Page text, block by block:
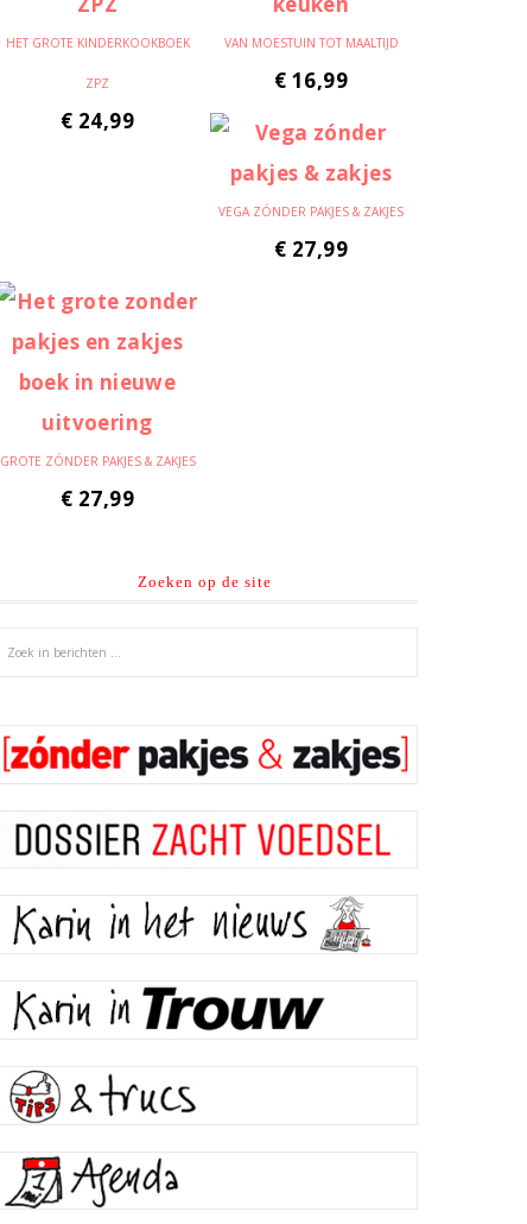
HET GROTE KINDERKOOKBOEK
ZPZ
€ 24,99
VAN MOESTUIN TOT MAALTIJD
€ 16,99
VEGA ZÓNDER PAKJES & ZAKJES
€ 27,99
GROTE ZÓNDER PAKJES & ZAKJES
€ 27,99
Zoeken op de site